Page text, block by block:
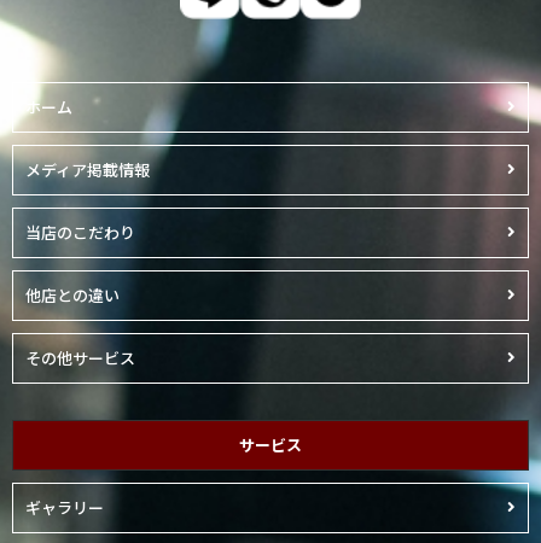
ホーム
メディア掲載情報
当店のこだわり
他店との違い
その他サービス
サービス
ギャラリー